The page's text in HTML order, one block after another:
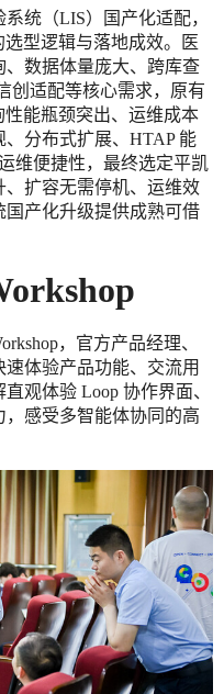
统（LIS）国产化适配，
选型逻辑与落地成效。医
、数据体量庞大、跨库查
创适配等核心需求，原有
性能瓶颈突出、运维成本
分布式扩展、HTAP 能
维便捷性，最终选定平凯
扩容无需停机、运维效
产化升级提供成熟可借
，官方产品经理、
体验产品功能、交流用
观体验 Loop 协作界面、
感受多智能体协同的高